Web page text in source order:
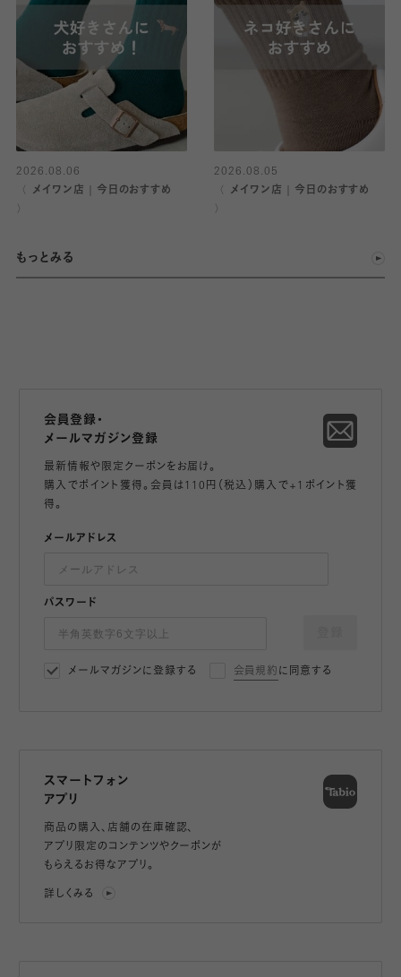
2026.08.06
〈 メイワン店｜今日のおすすめ
〉
2026.08.05
〈 メイワン店｜今日のおすすめ
〉
もっとみる
会員登録・
メールマガジン登録
最新情報や限定クーポンをお届け。
購入でポイント獲得。会員は110円（税込）購入で+1ポイント獲
得。
メールアドレス
パスワード
メールマガジンに登録する 会員規約 に同意する
スマートフォン
アプリ
商品の購入、店舗の在庫確認、
アプリ限定のコンテンツやクーポンが
もらえるお得なアプリ。
詳しくみる